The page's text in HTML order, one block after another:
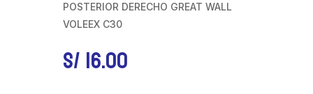
POSTERIOR DERECHO GREAT WALL
VOLEEX C30
S/16.00